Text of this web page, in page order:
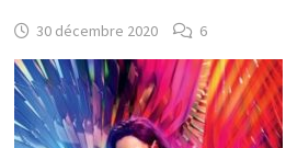
30 décembre 2020 6